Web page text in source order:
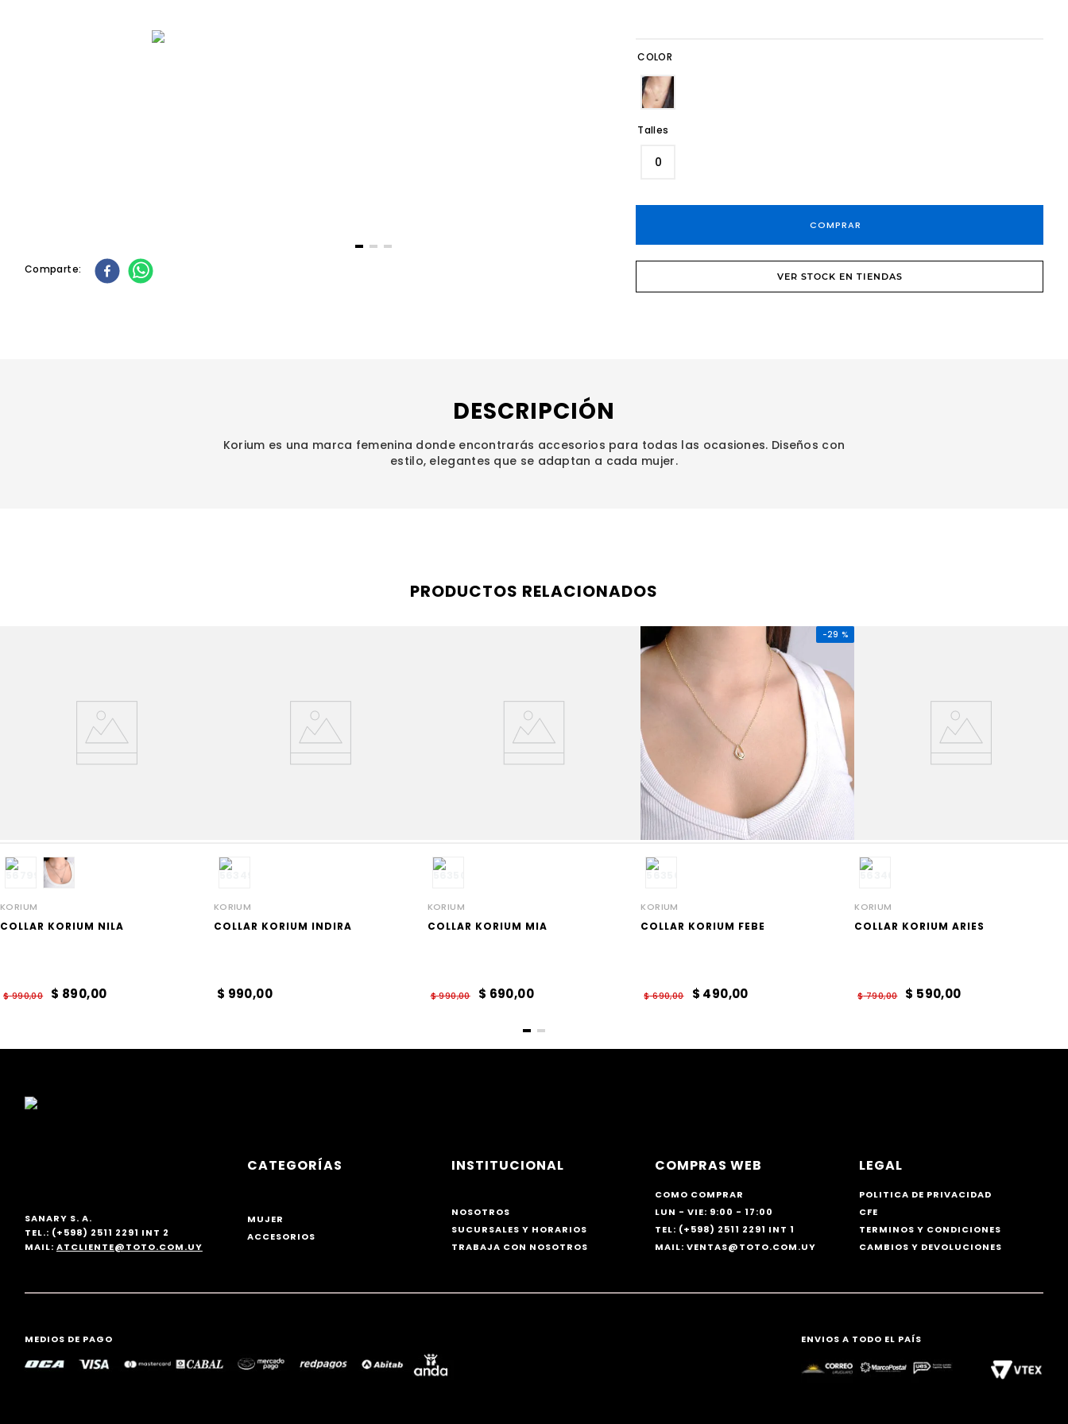
Comparte
COLOR
Talles
0
COMPRAR
VER STOCK EN TIENDAS
DESCRIPCIÓN
Korium es una marca femenina donde encontrarás accesorios para todas las ocasiones. Diseños con
estilo, elegantes que se adaptan a cada mujer.
PRODUCTOS RELACIONADOS
KORIUM
COLLAR KORIUM NILA
$ 990,00 $ 890,00
KORIUM
COLLAR KORIUM INDIRA
$ 990,00
KORIUM
COLLAR KORIUM MIA
$ 990,00 $ 690,00
-29 %
KORIUM
COLLAR KORIUM FEBE
$ 690,00 $ 490,00
KORIUM
COLLAR KORIUM ARIES
$ 790,00 $ 590,00
SANARY S. A.
TEL.: (+598) 2511 2291 INT 2
MAIL: ATCLIENTE@TOTO.COM.UY
CATEGORÍAS
MUJER
ACCESORIOS
INSTITUCIONAL
NOSOTROS
SUCURSALES Y HORARIOS
TRABAJA CON NOSOTROS
COMPRAS WEB
COMO COMPRAR
LUN - VIE: 9:00 - 17:00
TEL: (+598) 2511 2291 INT 1
MAIL: VENTAS@TOTO.COM.UY
LEGAL
POLITICA DE PRIVACIDAD
CFE
TERMINOS Y CONDICIONES
CAMBIOS Y DEVOLUCIONES
MEDIOS DE PAGO ENVIOS A TODO EL PAÍS